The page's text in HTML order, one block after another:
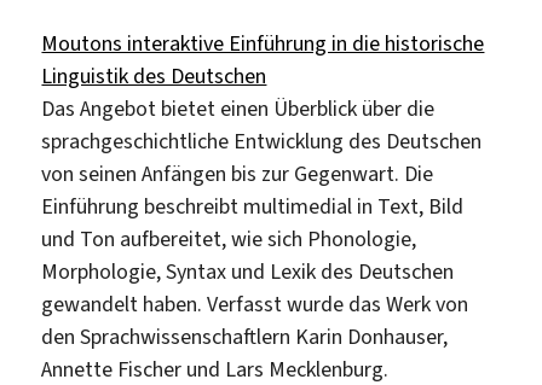
Moutons interaktive Einführung in die historische
Linguistik des Deutschen
Das Angebot bietet einen Überblick über die
sprachgeschichtliche Entwicklung des Deutschen
von seinen Anfängen bis zur Gegenwart. Die
Einführung beschreibt multimedial in Text, Bild
und Ton aufbereitet, wie sich Phonologie,
Morphologie, Syntax und Lexik des Deutschen
gewandelt haben. Verfasst wurde das Werk von
den Sprachwissenschaftlern Karin Donhauser,
Annette Fischer und Lars Mecklenburg.